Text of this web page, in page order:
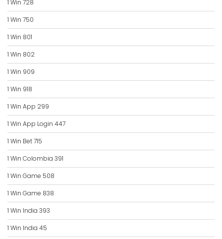
1 Win 728
1 Win 750
1 Win 801
1 Win 802
1 Win 909
1 Win 918
1 Win App 299
1 Win App Login 447
1 Win Bet 715
1 Win Colombia 391
1 Win Game 508
1 Win Game 838
1 Win India 393
1 Win India 45